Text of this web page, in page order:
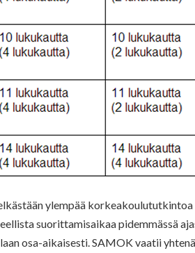
ylempää
suorittamisaikaa pidemmässä
osa-aikaisesti. SAMOK vaatii